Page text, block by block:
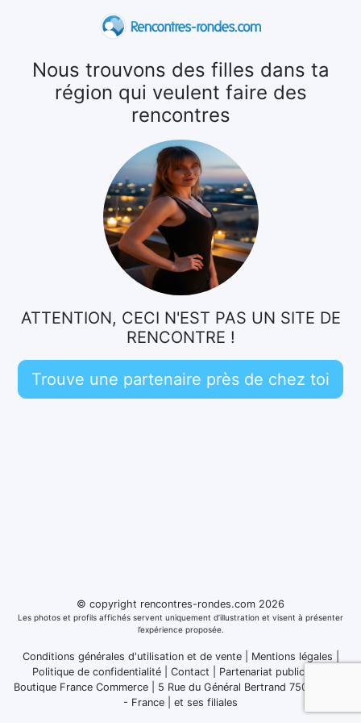
Nous trouvons des filles dans ta
région qui veulent faire des
rencontres
ATTENTION, CECI N'EST PAS UN SITE DE
RENCONTRE !
Trouve une partenaire près de chez toi
© copyright rencontres-rondes.com 2026
Les photos et profils affichés servent uniquement d’illustration et visent à présenter
l’expérience proposée.
Conditions générales d'utilisation et de vente| Mentions légales
Politique de confidentialité
Contact
Partenariat publicitaire
Boutique France Commerce | 5 Rue du Général Bertrand 75007 Paris
- France
et ses filiales